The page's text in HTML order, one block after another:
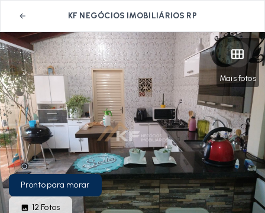
KF NEGÓCIOS IMOBILIÁRIOS RP
Mais fotos
Pronto para morar
12 Fotos